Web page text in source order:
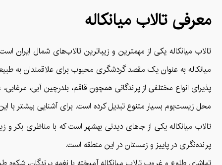
معرفی تالاب میانکاله
میانکاله به عنوان یک مقصد گردشگری محبوب برای علاقمندان به
پذیرای انواع مختلفی از پرندگانی همچون قاقم، بلدرچین آبی،
محل زیست‌بوم بسیار متنوع تبدیل کرده است. برای آشنایی بیشتر با این
تالاب میانکاله یکی از جاهای دیدنی بهشهر است که با مناظری
پرنده‌نگری در پاییز و زمستان در این منطقه است.